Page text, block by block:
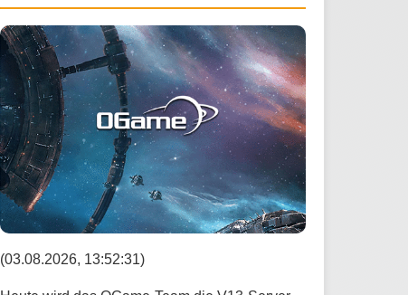
(03.08.2026, 13:52:31)